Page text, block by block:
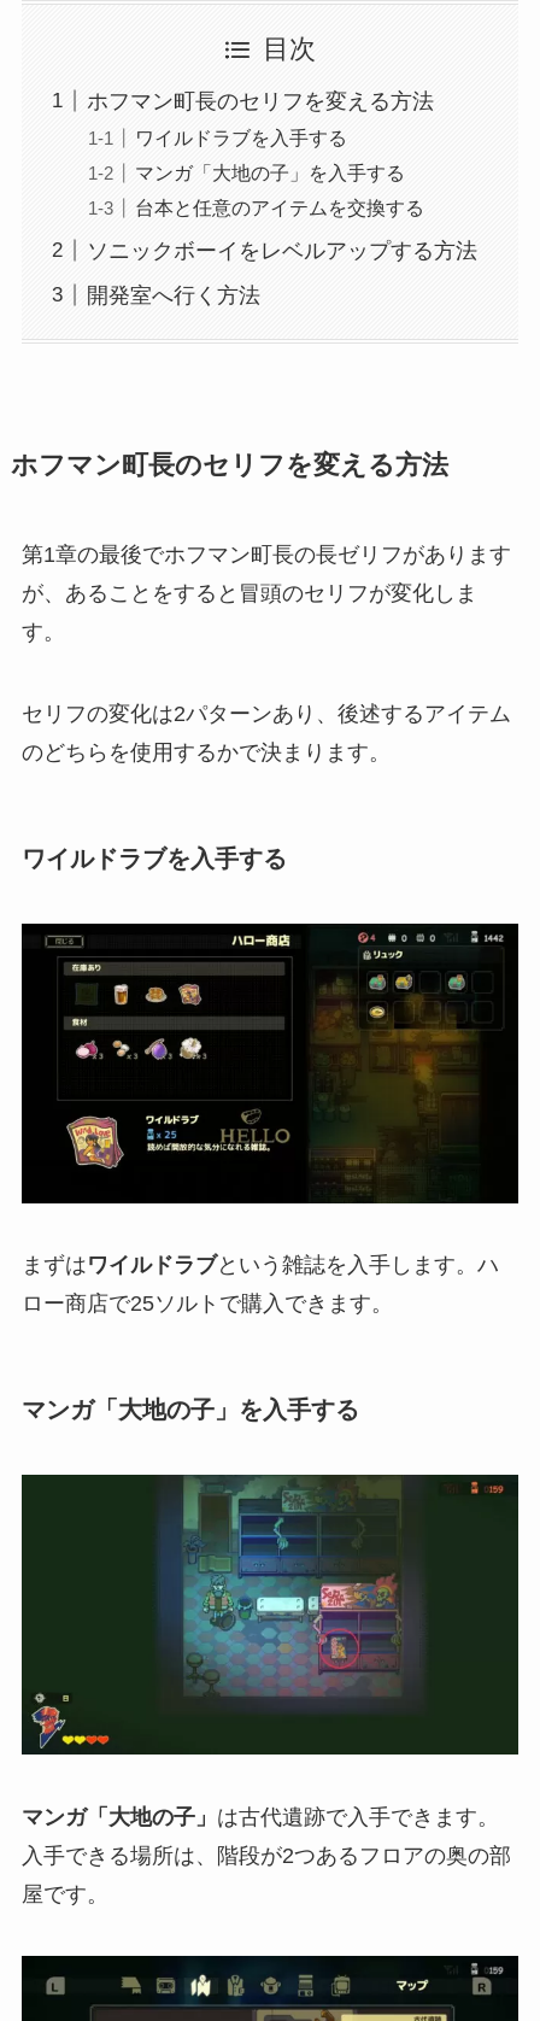
目次
ホフマン町長のセリフを変える方法
ワイルドラブを入手する
マンガ「大地の子」を入手する
台本と任意のアイテムを交換する
ソニックボーイをレベルアップする方法
開発室へ行く方法
ホフマン町長のセリフを変える方法
第1章の最後でホフマン町長の長ゼリフがあります
が、あることをすると冒頭のセリフが変化しま
す。
セリフの変化は2パターンあり、後述するアイテム
のどちらを使用するかで決まります。
ワイルドラブを入手する
まずはワイルドラブという雑誌を入手します。 ハ
ロー商店で25ソルトで購入できます。
マンガ「大地の子」を入手する
マンガ「大地の子」 は古代遺跡で入手できます。
入手できる場所は、階段が2つあるフロアの奥の部
屋です。